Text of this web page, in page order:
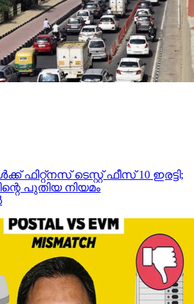
ഫിറ്റ്‌നസ് ടെസ്റ്റ് ഫീസ് 10 ഇരട്ടി;
പുതിയ നിയമം